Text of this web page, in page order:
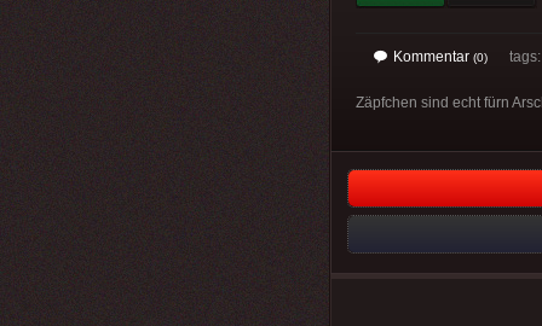
Kommentar (0)
Zäpfchen sind echt fürn